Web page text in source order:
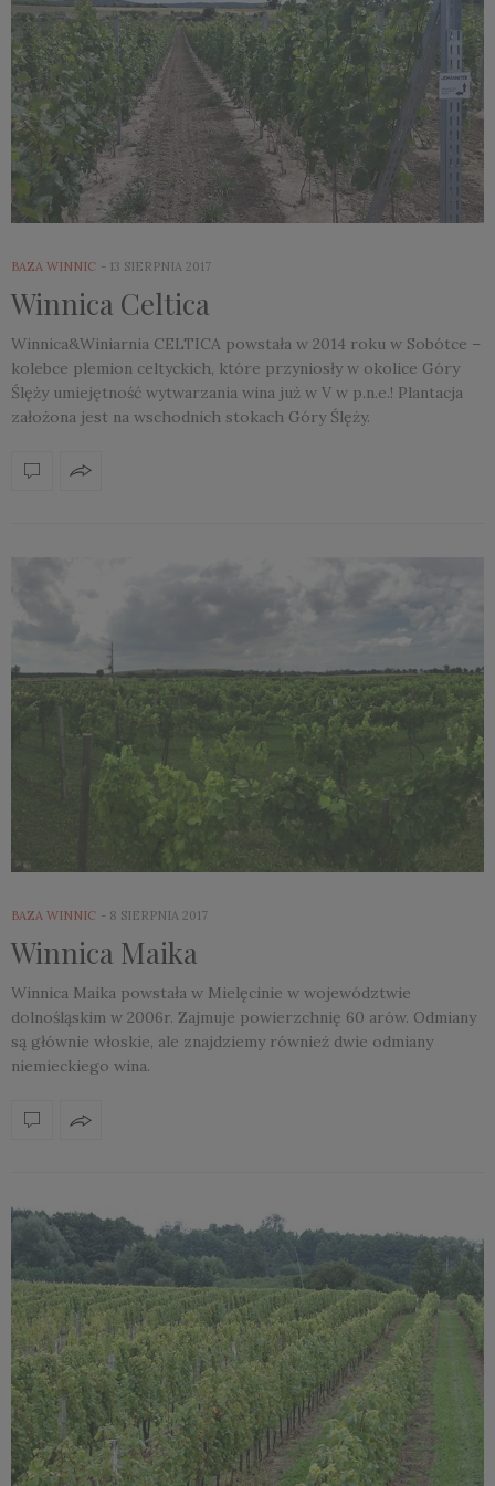
BAZA WINNIC 13 SIERPNIA 2017
Winnica Celtica
Winnica&Winiarnia CELTICA powstała w 2014 roku w Sobótce –
kolebce plemion celtyckich, które przyniosły w okolice Góry
Ślęży umiejętność wytwarzania wina już w V w p.n.e.! Plantacja
założona jest na wschodnich stokach Góry Ślęży.
BAZA WINNIC 8 SIERPNIA 2017
Winnica Maika
Winnica Maika powstała w Mielęcinie w województwie
dolnośląskim w 2006r. Zajmuje powierzchnię 60 arów. Odmiany
są głównie włoskie, ale znajdziemy również dwie odmiany
niemieckiego wina.